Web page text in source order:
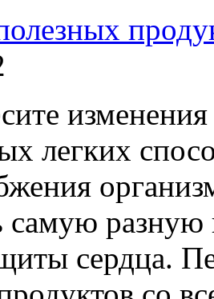
легких
самую разную
сердца.